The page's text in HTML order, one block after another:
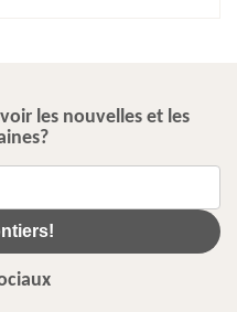
les nouvelles et les